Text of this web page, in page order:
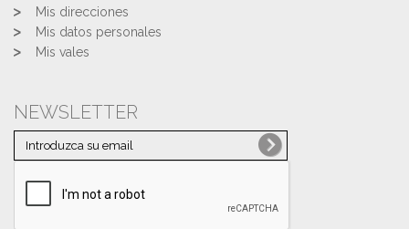
Mis direcciones
Mis datos personales
Mis vales
NEWSLETTER